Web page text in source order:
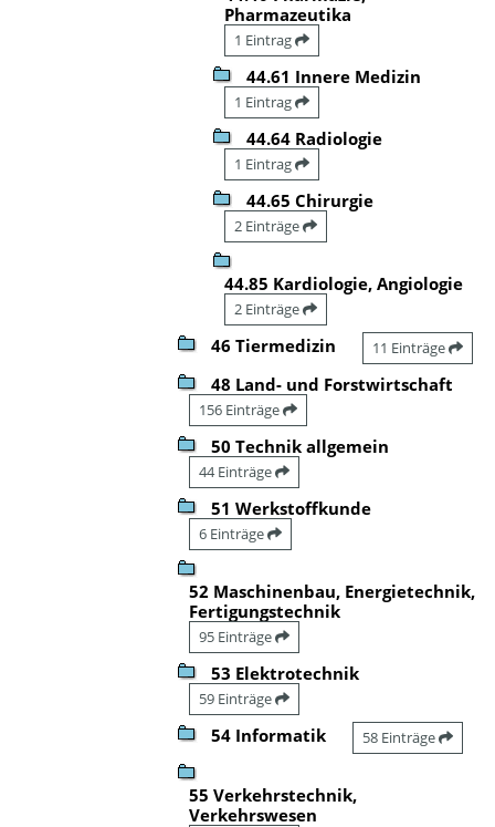
Pharmazeutika
1 Eintrag
44.61 Innere Medizin
1 Eintrag
44.64 Radiologie
1 Eintrag
44.65 Chirurgie
2 Einträge
44.85 Kardiologie, Angiologie
2 Einträge
46 Tiermedizin 11 Einträge
48 Land- und Forstwirtschaft
156 Einträge
50 Technik allgemein
44 Einträge
51 Werkstoffkunde
6 Einträge
52 Maschinenbau, Energietechnik,
Fertigungstechnik
95 Einträge
53 Elektrotechnik
59 Einträge
54 Informatik 58 Einträge
55 Verkehrstechnik,
Verkehrswesen